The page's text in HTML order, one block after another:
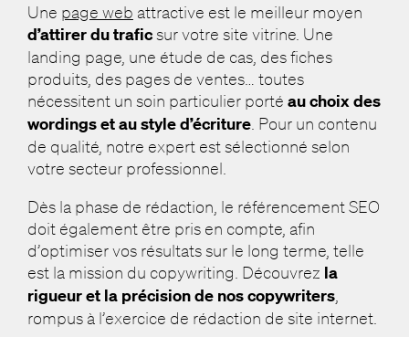
Une page web attractive est le meilleur moyen
d’attirer du traficsur votre site vitrine. Une
landing page, une étude de cas, des fiches
produits, des pages de ventes… toutes
nécessitent un soin particulier porté au choix des
wordings et au style d’écriture. Pour un contenu
de qualité, notre expert est sélectionné selon
votre secteur professionnel.
Dès la phase de rédaction, le référencement SEO
doit également être pris en compte, afin
d’optimiser vos résultats sur le long terme, telle
est la mission du copywriting. Découvrez la
rigueur et la précision de nos copywriters,
rompus à l’exercice de rédaction de site internet.